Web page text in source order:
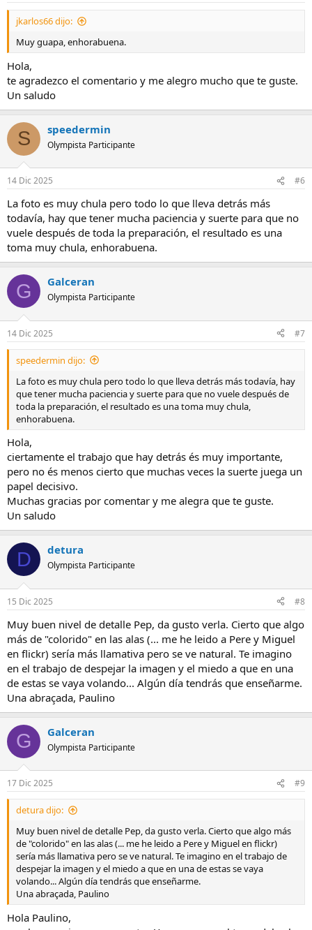
s
jkarlos66 dijo:
Muy guapa, enhorabuena.
Hola,
te agradezco el comentario y me alegro mucho que te guste.
Un saludo
S speedermin
Olympista Participante
14 Dic 2025 #6
La foto es muy chula pero todo lo que lleva detrás más
todavía, hay que tener mucha paciencia y suerte para que no
vuele después de toda la preparación, el resultado es una
toma muy chula, enhorabuena.
G Galceran
Olympista Participante
14 Dic 2025 #7
speedermin dijo:
La foto es muy chula pero todo lo que lleva detrás más todavía, hay
que tener mucha paciencia y suerte para que no vuele después de
toda la preparación, el resultado es una toma muy chula,
enhorabuena.
Hola,
ciertamente el trabajo que hay detrás és muy importante,
pero no és menos cierto que muchas veces la suerte juega un
papel decisivo.
Muchas gracias por comentar y me alegra que te guste.
Un saludo
D detura
Olympista Participante
15 Dic 2025 #8
Muy buen nivel de detalle Pep, da gusto verla. Cierto que algo
más de "colorido" en las alas (... me he leido a Pere y Miguel
en flickr) sería más llamativa pero se ve natural. Te imagino
en el trabajo de despejar la imagen y el miedo a que en una
de estas se vaya volando... Algún día tendrás que enseñarme.
Una abraçada, Paulino
G Galceran
Olympista Participante
17 Dic 2025 #9
detura dijo:
Muy buen nivel de detalle Pep, da gusto verla. Cierto que algo más
de "colorido" en las alas (... me he leido a Pere y Miguel en flickr)
sería más llamativa pero se ve natural. Te imagino en el trabajo de
despejar la imagen y el miedo a que en una de estas se vaya
volando... Algún día tendrás que enseñarme.
Una abraçada, Paulino
Hola Paulino,